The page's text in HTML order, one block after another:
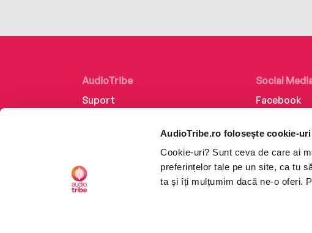
AudioTribe.ro folosește cookie-uri
Cookie-uri? Sunt ceva de care ai
preferințelor tale pe un site, ca tu
ta și îți mulțumim dacă ne-o oferi.
AudioTribe
Suport
Retragere din comandă
Social
Facebook
Instagram
TikTok